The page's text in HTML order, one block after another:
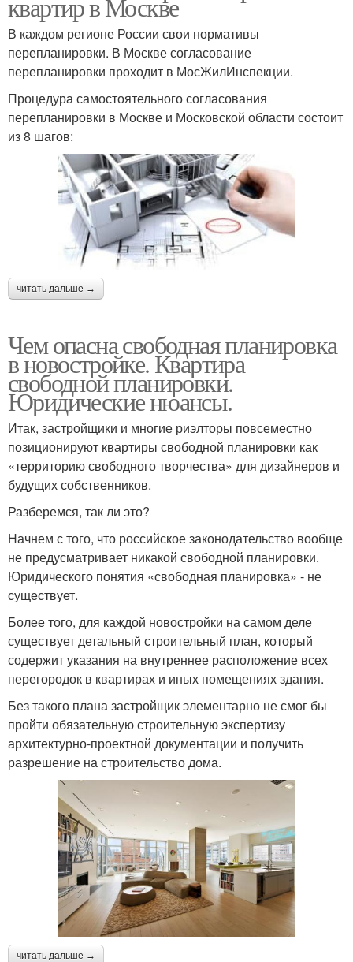
В каждом регионе России свои нормативы
перепланировки. В Москве согласование
перепланировки проходит в МосЖилИнспекции.
Процедура самостоятельного согласования
перепланировки в Москве и Московской области состоит
из 8 шагов:
читать дальше →
Чем опасна свободная планировка
в новостройке. Квартира
свободной планировки.
Юридические нюансы.
Итак, застройщики и многие риэлторы повсеместно
позиционируют квартиры свободной планировки как
«территорию свободного творчества» для дизайнеров и
будущих собственников.
Разберемся, так ли это?
Начнем с того, что российское законодательство вообще
не предусматривает никакой свободной планировки.
Юридического понятия «свободная планировка» - не
существует.
Более того, для каждой новостройки на самом деле
существует детальный строительный план, который
содержит указания на внутреннее расположение всех
перегородок в квартирах и иных помещениях здания.
Без такого плана застройщик элементарно не смог бы
пройти обязательную строительную экспертизу
архитектурно-проектной документации и получить
разрешение на строительство дома.
читать дальше →